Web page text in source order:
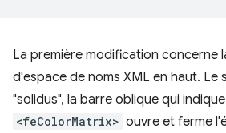
La première modification concerne
d'espace de noms XML en haut. Le
"solidus", la barre oblique qui
<feColorMatrix> ouvre et ferme